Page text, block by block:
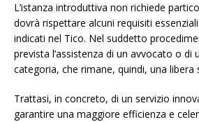
L’istanza introduttiva non richiede
dovrà rispettare alcuni requisiti
indicati nel Tico. Nel suddetto
prevista l’assistenza di un avvocato o di
categoria, che rimane, quindi, una libera
Trattasi, in concreto, di un servizio
garantire una maggiore efficienza e